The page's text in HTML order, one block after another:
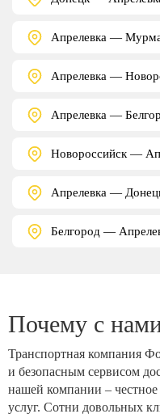
Апрелевка —
Апрелевка —
Апрелевка —
Новороссийск —
Апрелевка —
Белгород —
Почему с
Транспортная компания
и безопасным сервисом
нашей компании – честное
услуг. Сотни довольных